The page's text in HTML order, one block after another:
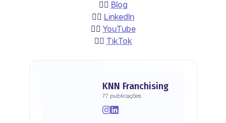
👉🏻 Blog
👉🏻 LinkedIn
👉🏻 YouTube
👉🏻 TikTok
KNN Franchising
77 publicações